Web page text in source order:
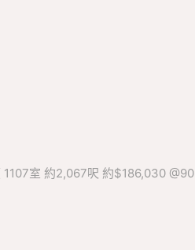
室 約2,067呎 約$186,030 @90